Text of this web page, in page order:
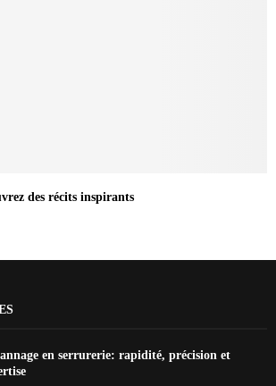
des récits inspirants
en serrurerie: rapidité, précision et